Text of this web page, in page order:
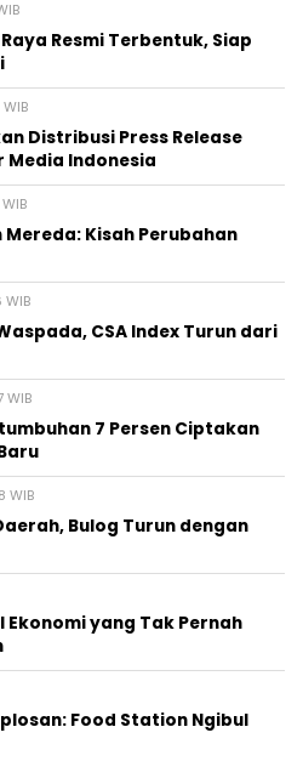
Resmi Terbentuk, Siap
Distribusi Press Release
Indonesia
Kisah Perubahan
CSA Index Turun dari
WIB
7 Persen Ciptakan
WIB
Bulog Turun dengan
Ekonomi yang Tak Pernah
Food Station Ngibul